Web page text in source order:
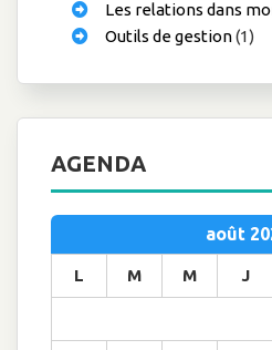
Les relations dans
Outils de gestion(1)
AGENDA
août
L M M J